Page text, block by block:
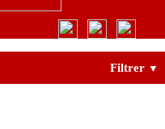
Filtrer ▼